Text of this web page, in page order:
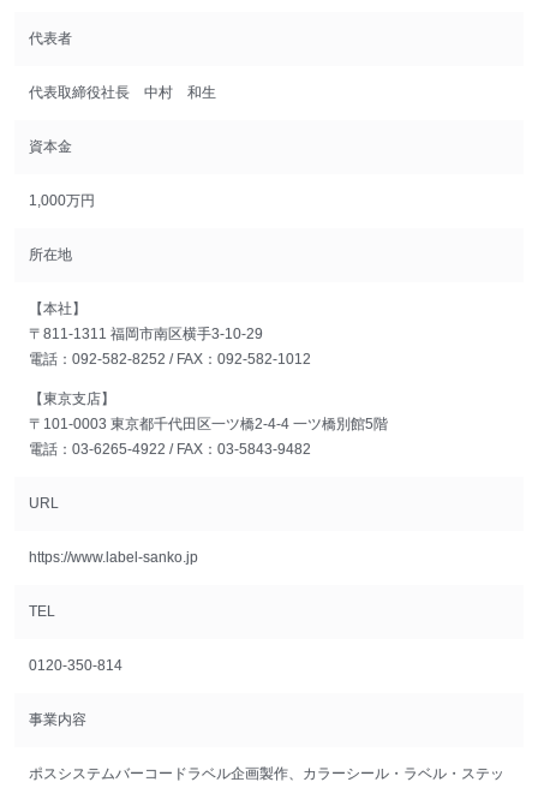
代表者
代表取締役社長 中村 和生
資本金
1,000万円
所在地
【本社】
〒811-1311 福岡市南区横手3-10-29
電話：092-582-8252 / FAX：092-582-1012
【東京支店】
〒101-0003 東京都千代田区一ツ橋2-4-4 一ツ橋別館5階
電話：03-6265-4922 / FAX：03-5843-9482
URL
https://www.label-sanko.jp
TEL
0120-350-814
事業内容
ポスシステムバーコードラベル企画製作、カラーシール・ラベル・ステッ